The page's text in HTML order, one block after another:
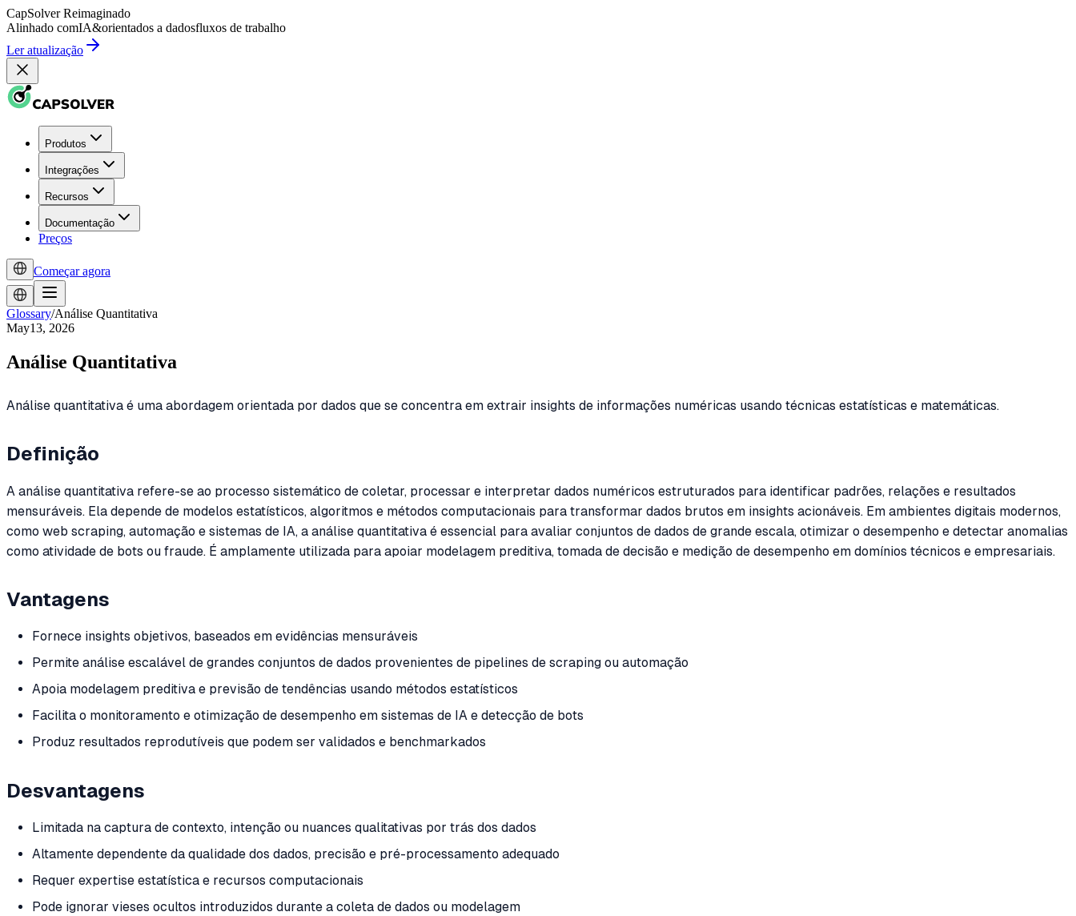
CapSolver Reimaginado
Alinhado comIA&orientados a dadosfluxos de trabalho
Ler atualização
Produtos
Integrações
Recursos
Documentação
Preços
Começar agora
Glossary/Análise Quantitativa
May13, 2026
Análise Quantitativa
Análise quantitativa é uma abordagem orientada por dados que se concentra em extrair insights de informações numéricas usando técnicas estatísticas e matemáticas.
Definição
A análise quantitativa refere-se ao processo sistemático de coletar, processar e interpretar dados numéricos estruturados para identificar padrões, relações e resultados
mensuráveis. Ela depende de modelos estatísticos, algoritmos e métodos computacionais para transformar dados brutos em insights acionáveis. Em ambientes digitais modernos,
como web scraping, automação e sistemas de IA, a análise quantitativa é essencial para avaliar conjuntos de dados de grande escala, otimizar o desempenho e detectar anomalias
como atividade de bots ou fraude. É amplamente utilizada para apoiar modelagem preditiva, tomada de decisão e medição de desempenho em domínios técnicos e empresariais.
Vantagens
Fornece insights objetivos, baseados em evidências mensuráveis
Permite análise escalável de grandes conjuntos de dados provenientes de pipelines de scraping ou automação
Apoia modelagem preditiva e previsão de tendências usando métodos estatísticos
Facilita o monitoramento e otimização de desempenho em sistemas de IA e detecção de bots
Produz resultados reprodutíveis que podem ser validados e benchmarkados
Desvantagens
Limitada na captura de contexto, intenção ou nuances qualitativas por trás dos dados
Altamente dependente da qualidade dos dados, precisão e pré-processamento adequado
Requer expertise estatística e recursos computacionais
Pode ignorar vieses ocultos introduzidos durante a coleta de dados ou modelagem